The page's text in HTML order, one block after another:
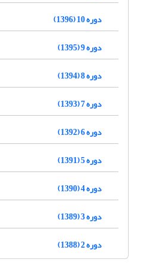
دوره 10 (1396)
دوره 9 (1395)
دوره 8 (1394)
دوره 7 (1393)
دوره 6 (1392)
دوره 5 (1391)
دوره 4 (1390)
دوره 3 (1389)
دوره 2 (1388)